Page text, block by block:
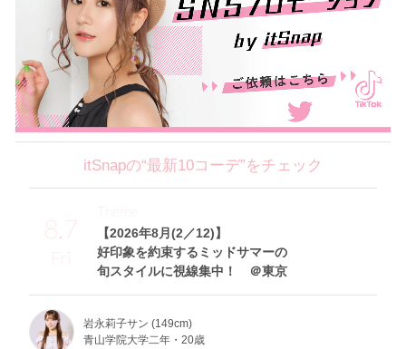
itSnapの“最新10コーデ”をチェック
8.7
Fri
【2026年8月(2／12)】
好印象を約束するミッドサマーの
旬スタイルに視線集中！ ＠東京
Theme
岩永莉子サン (149cm)
青山学院大学二年・20歳